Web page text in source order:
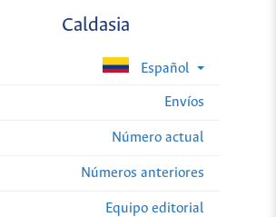
Caldasia
Español
Envíos
Número actual
Números anteriores
Equipo editorial